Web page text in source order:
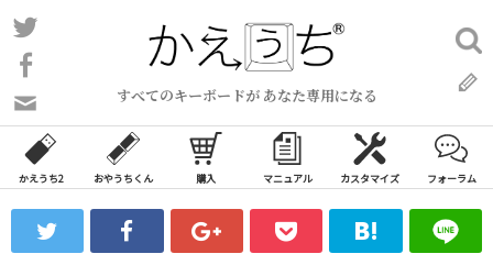
コ
ン
ン
ツ
ス
ッ
すべてのキーボードが あなた専用になる
い
合
わ
フ
ォ
検
索:
かえうち2 おやうちくん 購入 マニュアル カスタマイズ フォーラム